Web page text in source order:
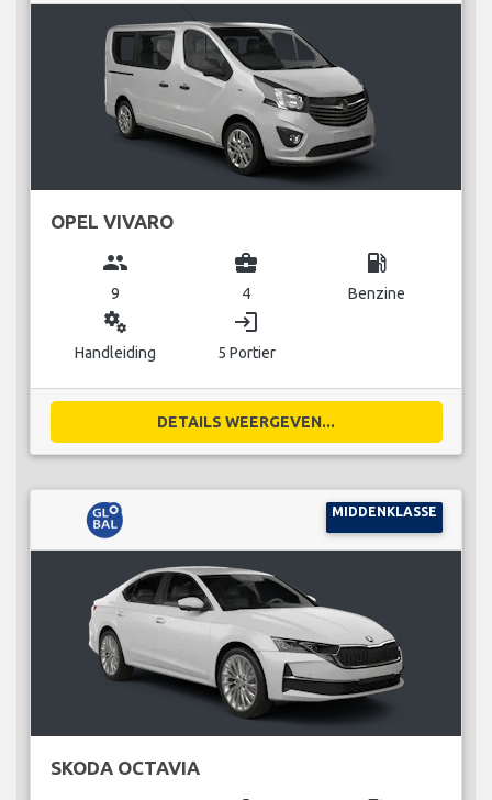
OPEL VIVARO
group
9
business_center
4
local_gas_station
Benzine
miscellaneous_services
Handleiding
login
5 Portier
DETAILS WEERGEVEN...
MIDDENKLASSE
SKODA OCTAVIA